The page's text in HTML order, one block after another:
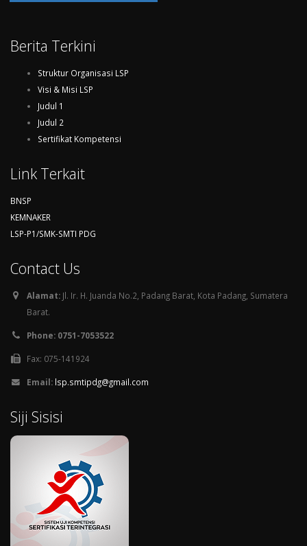
Berita Terkini
Struktur Organisasi LSP
Visi & Misi LSP
Judul 1
Judul 2
Sertifikat Kompetensi
Link Terkait
BNSP
KEMNAKER
LSP-P1/SMK-SMTI PDG
Contact Us
Alamat: Jl. Ir. H. Juanda No.2, Padang Barat, Kota Padang, Sumatera
Barat.
Phone: 0751-7053522
Fax: 075-141924
Email: lsp.smtipdg@gmail.com
Siji Sisisi